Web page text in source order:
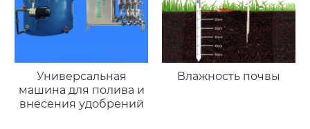
Универсальная
машина для полива и
внесения удобрений
Влажность почвы